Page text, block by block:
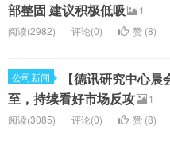
部整固 建议积极低吸
1
阅读(2982)
评论(0) 赞 (8)
公司新闻
【德讯研究中心
至，持续看好市场反攻
1
阅读(3085)
评论(0) 赞 (8)